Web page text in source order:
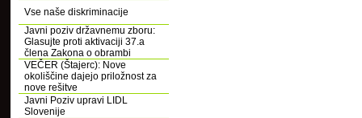
Vse naše diskriminacije
Javni poziv državnemu zboru:
Glasujte proti aktivaciji 37.a
člena Zakona o obrambi
VEČER (Štajerc): Nove
okoliščine dajejo priložnost za
nove rešitve
Javni Poziv upravi LIDL
Slovenije